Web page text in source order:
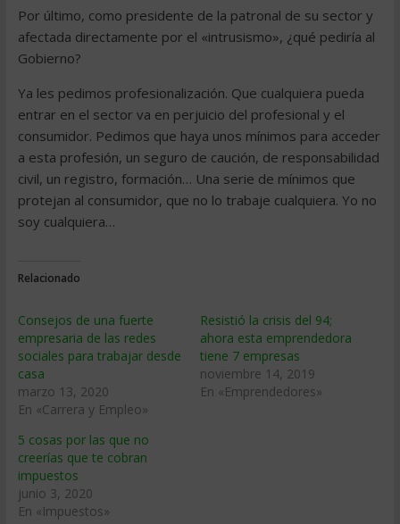
Por último, como presidente de la patronal de su sector y
afectada directamente por el «intrusismo», ¿qué pediría al
Gobierno?
Ya les pedimos profesionalización. Que cualquiera pueda
entrar en el sector va en perjuicio del profesional y el
consumidor. Pedimos que haya unos mínimos para acceder
a esta profesión, un seguro de caución, de responsabilidad
civil, un registro, formación… Una serie de mínimos que
protejan al consumidor, que no lo trabaje cualquiera. Yo no
soy cualquiera…
Relacionado
Consejos de una fuerte
empresaria de las redes
sociales para trabajar desde
casa
marzo 13, 2020
En «Carrera y Empleo»
Resistió la crisis del 94;
ahora esta emprendedora
tiene 7 empresas
noviembre 14, 2019
En «Emprendedores»
5 cosas por las que no
creerías que te cobran
impuestos
junio 3, 2020
En «Impuestos»